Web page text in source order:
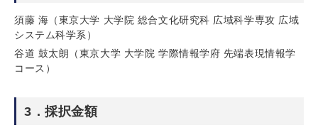
須藤 海（東京大学 大学院 総合文化研究科 広域科学専攻 広域
システム科学系）
谷道 鼓太朗（東京大学 大学院 学際情報学府 先端表現情報学
コース）
3．採択金額